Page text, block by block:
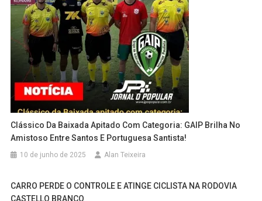
Clássico Da Baixada Apitado Com Categoria: GAIP Brilha No
Amistoso Entre Santos E Portuguesa Santista!
10 de junho de 2025 Alan Teixeira
CARRO PERDE O CONTROLE E ATINGE CICLISTA NA RODOVIA
CASTELLO BRANCO